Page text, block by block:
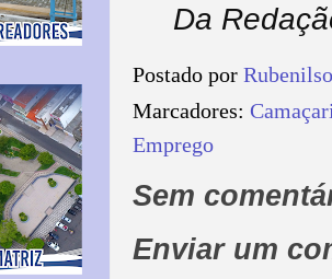
Da
Postado por
Marcadores:
Emprego
Sem
Enviar um